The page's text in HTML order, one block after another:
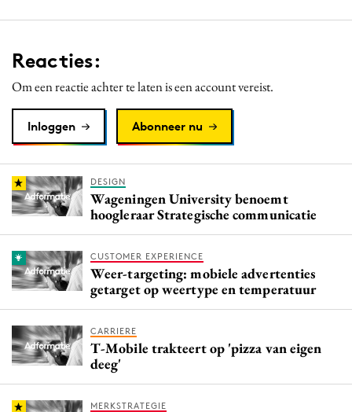
Reacties:
Om een reactie achter te laten is een account vereist.
Inloggen Abonneer nu
DESIGN
Wageningen University benoemt
hoogleraar Strategische communicatie
CUSTOMER EXPERIENCE
Weer-targeting: mobiele advertenties
getarget op weertype en temperatuur
CARRIERE
T-Mobile trakteert op 'pizza van eigen
deeg'
MERKSTRATEGIE